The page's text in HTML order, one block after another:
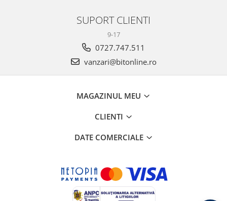
SUPORT CLIENTI
9-17
0727.747.511
vanzari@bitonline.ro
MAGAZINUL MEU
CLIENTI
DATE COMERCIALE